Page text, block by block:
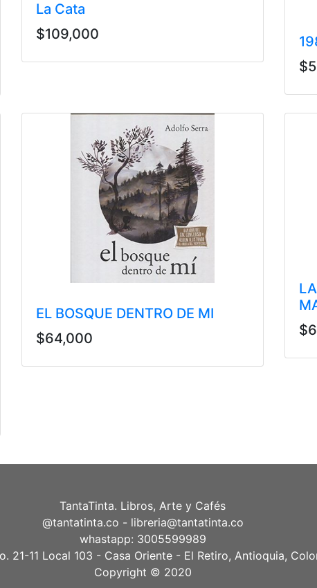
La Cata
$109,000
EL BOSQUE DENTRO DE MI
$64,000
TantaTinta. Libros, Arte y Cafés
@tantatinta.co - libreria@tantatinta.co
whastapp: 3005599989
21-11 Local 103 - Casa Oriente - El Retiro, Antioquia,
Copyright © 2020